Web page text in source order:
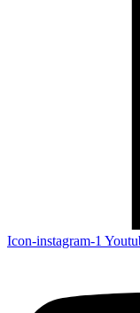
Icon-instagram-1